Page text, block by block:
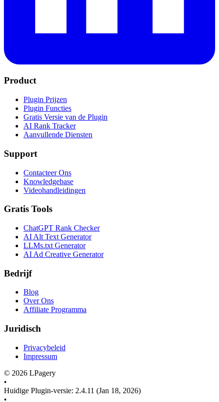
Product
Plugin Prijzen
Plugin Functies
Gratis Versie van de Plugin
AI Rank Tracker
Aanvullende Diensten
Support
Contacteer Ons
Knowledgebase
Videohandleidingen
Gratis Tools
ChatGPT Rank Checker
AI Alt Text Generator
LLMs.txt Generator
AI Ad Creative Generator
Bedrijf
Blog
Over Ons
Affiliate Programma
Juridisch
Privacybeleid
Impressum
© 2026 LPagery
•
Huidige Plugin-versie: 2.4.11 (Jan 18, 2026)
•